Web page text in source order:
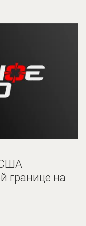
США
границе на